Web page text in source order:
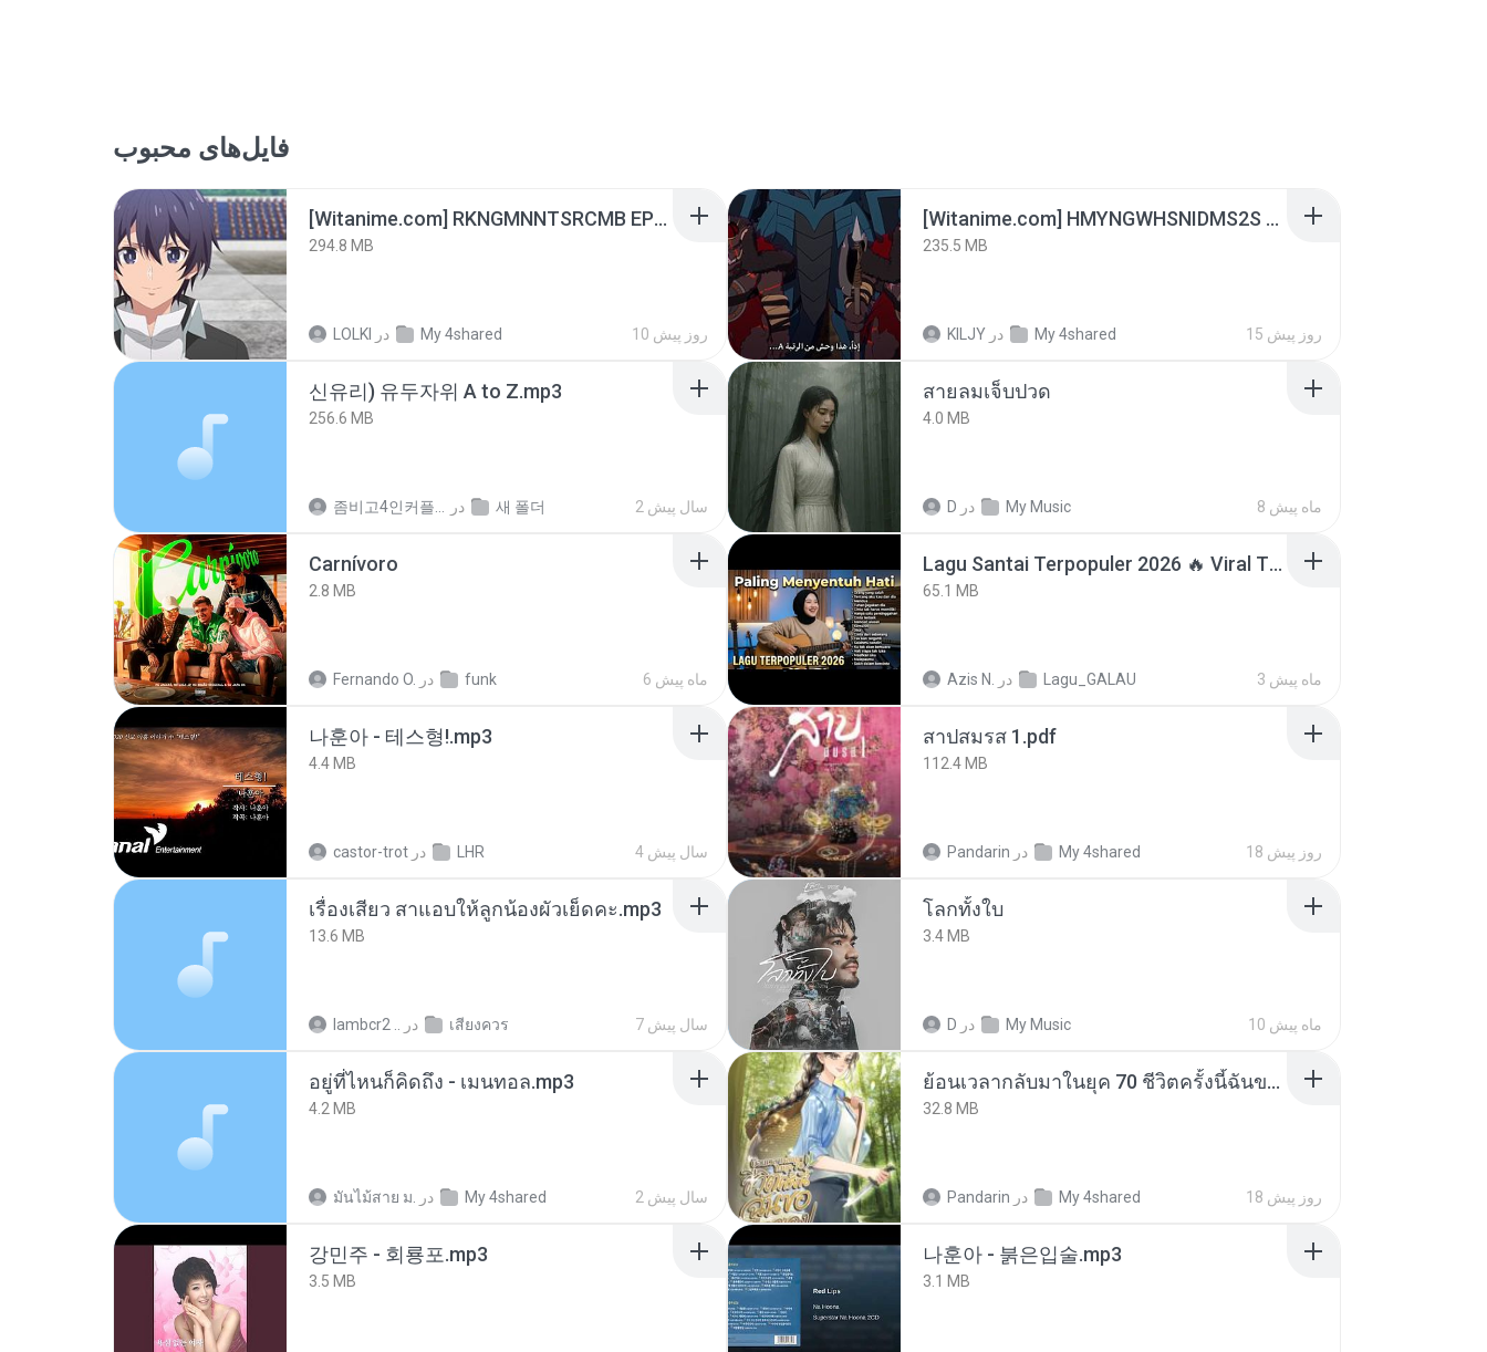
فایل‌های محبوب
[Witanime.com] RKNGMNNTSRCMB EP 06 HD.mp4
294.8 MB
LOLKI در My 4shared 10 روز پیش
[Witanime.com] HMYNGWHSNIDMS2S EP 04 HD.mp4
235.5 MB
KILJY در My 4shared 15 روز پیش
신유리) 유두자위 A to Z.mp3
256.6 MB
در 새 폴더 2 سال پیش
สายลมเจ็บปวด
4.0 MB
D در My Music 8 ماه پیش
Carnívoro
2.8 MB
Fernando O. در funk 6 ماه پیش
Lagu Santai Terpopuler 2026 🔥 Viral TikTok — Lagu Pop Indonesia Terbaru & Paling Hits 2026
65.1 MB
Azis N. در Lagu_GALAU 3 ماه پیش
나훈아 - 테스형!.mp3
4.4 MB
castor-trot در LHR 4 سال پیش
สาปสมรส 1.pdf
112.4 MB
Pandarin در My 4shared 18 روز پیش
เรื่องเสียว สาแอบให้ลูกน้องผัวเย็ดคะ.mp3
13.6 MB
lambcr2 .. در เสียงควร 7 سال پیش
โลกทั้งใบ
3.4 MB
D در My Music 10 ماه پیش
อยู่ที่ไหนก็คิดถึง - เมนทอล.mp3
4.2 MB
มันไม้สาย ม. در My 4shared 2 سال پیش
ย้อนเวลากลับมาในยุค 70 ชีวิตครั้งนี้ฉันขอเลือกเอง จบ.pdf
32.8 MB
Pandarin در My 4shared 18 روز پیش
강민주 - 회룡포.mp3
3.5 MB
나훈아 - 붉은입술.mp3
3.1 MB